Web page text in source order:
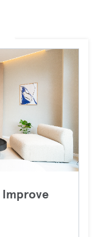
Improve